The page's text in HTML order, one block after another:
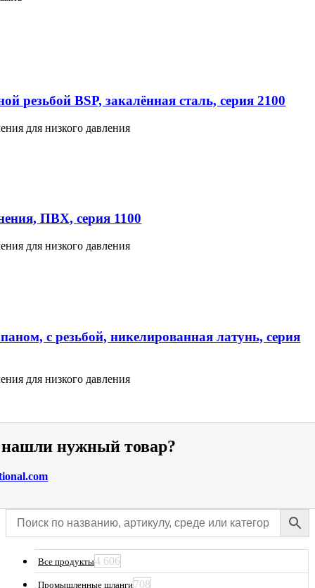
резьбой BSP, закалённая сталь, серия 2100
для низкого давления
ПВХ, серия 1100
для низкого давления
с резьбой, никелированная латунь, серия
для низкого давления
нужный товар?
Все продукты4 606
Промышленные шланги708